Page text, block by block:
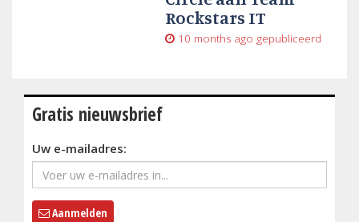
Rockstars IT
10 months ago gepubliceerd
Gratis nieuwsbrief
Uw e-mailadres:
Aanmelden